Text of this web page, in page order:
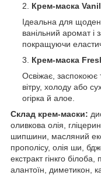
Крем-маска
Ідеальна для
ванільний аромат і
покращуючи
Крем-маска
Освіжає, заспокоює
вітру, холоду або
огірка й алое.
Склад крем-маски:
оливкова олія,
шипшини, масляний
прополісу, олія ши,
екстракт гінкго
алантоїн, диметикон,